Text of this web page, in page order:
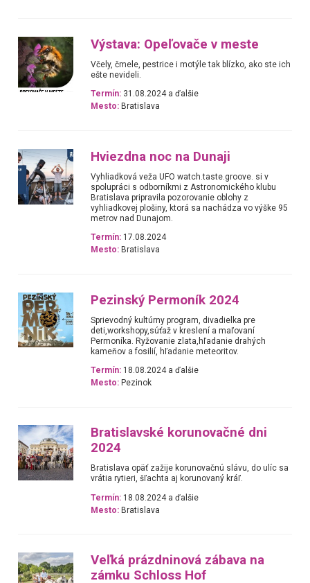
Výstava: Opeľovače v meste
Včely, čmele, pestrice i motýle tak blízko, ako ste ich
ešte nevideli.
Termín: 31.08.2024 a ďalšie
Mesto: Bratislava
Hviezdna noc na Dunaji
Vyhliadková veža UFO watch.taste.groove. si v
spolupráci s odborníkmi z Astronomického klubu
Bratislava pripravila pozorovanie oblohy z
vyhliadkovej plošiny, ktorá sa nachádza vo výške 95
metrov nad Dunajom.
Termín: 17.08.2024
Mesto: Bratislava
Pezinský Permoník 2024
Sprievodný kultúrny program, divadielka pre
deti,workshopy,súťaž v kreslení a maľovaní
Permoníka. Ryžovanie zlata,hľadanie drahých
kameňov a fosilií, hľadanie meteoritov.
Termín: 18.08.2024 a ďalšie
Mesto: Pezinok
Bratislavské korunovačné dni
2024
Bratislava opäť zažije korunovačnú slávu, do ulíc sa
vrátia rytieri, šľachta aj korunovaný kráľ.
Termín: 18.08.2024 a ďalšie
Mesto: Bratislava
Veľká prázdninová zábava na
zámku Schloss Hof